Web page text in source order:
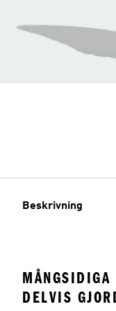
Beskrivning
MÅNGSIDIGA
DELVIS